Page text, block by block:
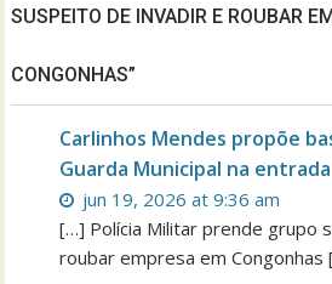
SUSPEITO DE INVADIR E ROUBAR
CONGONHAS”
Carlinhos Mendes propõe
Guarda Municipal na
jun 19, 2026 at 9:36 am
[…] Polícia Militar prende grupo
roubar empresa em Congonhas